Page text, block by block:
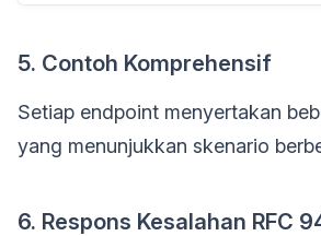
5. Contoh Komprehensif
Setiap endpoint menyertakan
yang menunjukkan skenario
6. Respons Kesalahan RFC